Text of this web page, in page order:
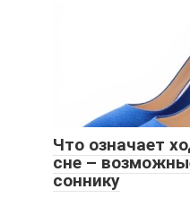
Что означает
сне –
соннику